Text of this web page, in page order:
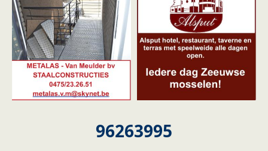
96263995